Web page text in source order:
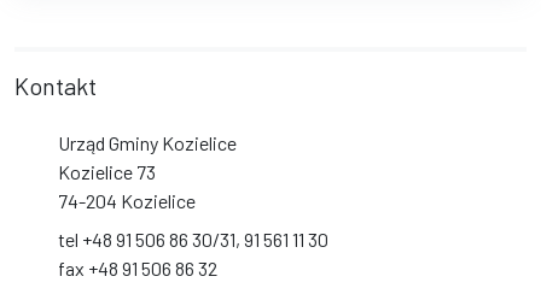
Kontakt
Urząd Gminy Kozielice
Kozielice 73
74-204 Kozielice
tel +48 91 506 86 30/31, 91 561 11 30
fax +48 91 506 86 32